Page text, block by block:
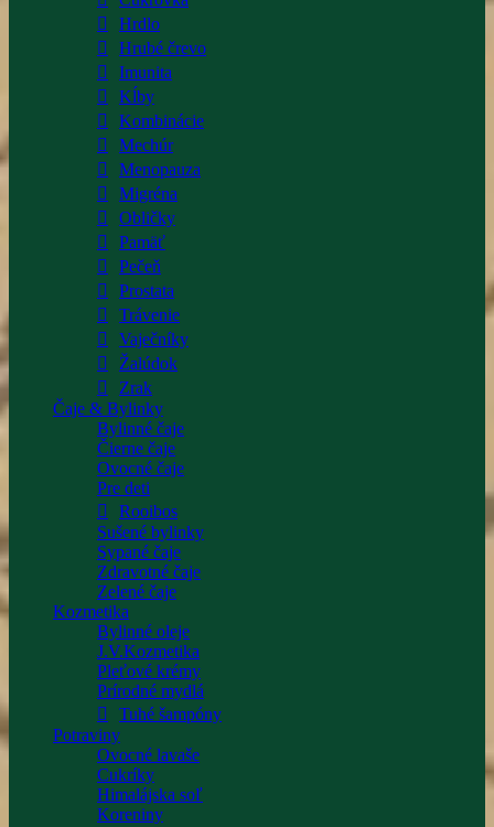
Hrdlo
Hrubé črevo
Imunita
Kĺby
Kombinácie
Mechúr
Menopauza
Migréna
Obličky
Pamäť
Pečeň
Prostata
Trávenie
Vaječníky
Žalúdok
Zrak
Čaje & Bylinky
Bylinné čaje
Čierne čaje
Ovocné čaje
Pre deti
Rooibos
Sušené bylinky
Sypané čaje
Zdravotné čaje
Zelené čaje
Kozmetika
Bylinné oleje
J.V.Kozmetika
Pleťové krémy
Prírodné mydlá
Tuhé šampóny
Potraviny
Ovocné lavaše
Cukríky
Himalájska soľ
Koreniny